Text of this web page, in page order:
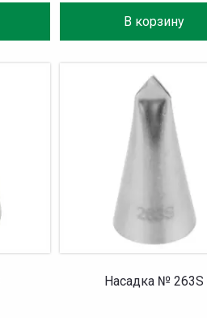
В корзину
Насадка № 263S